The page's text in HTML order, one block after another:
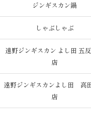
ジンギスカン鍋
しゃぶしゃぶ
遠野ジンギスカン よし田 五
店
遠野ジンギスカンよし田 高
店